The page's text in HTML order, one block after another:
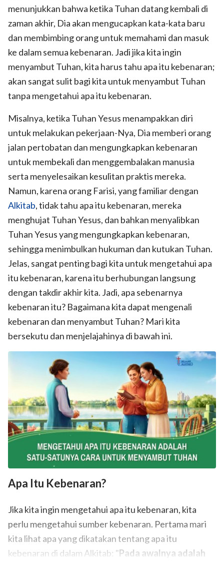
menunjukkan bahwa ketika Tuhan datang kembali di
zaman akhir, Dia akan mengucapkan kata-kata baru
dan membimbing orang untuk memahami dan masuk
ke dalam semua kebenaran. Jadi jika kita ingin
menyambut Tuhan, kita harus tahu apa itu kebenaran;
akan sangat sulit bagi kita untuk menyambut Tuhan
tanpa mengetahui apa itu kebenaran.
Misalnya, ketika Tuhan Yesus menampakkan diri
untuk melakukan pekerjaan-Nya, Dia memberi orang
jalan pertobatan dan mengungkapkan kebenaran
untuk membekali dan menggembalakan manusia
serta menyelesaikan kesulitan praktis mereka.
Namun, karena orang Farisi, yang familiar dengan
Alkitab, tidak tahu apa itu kebenaran, mereka
menghujat Tuhan Yesus, dan bahkan menyalibkan
Tuhan Yesus yang mengungkapkan kebenaran,
sehingga menimbulkan hukuman dan kutukan Tuhan.
Jelas, sangat penting bagi kita untuk mengetahui apa
itu kebenaran, karena itu berhubungan langsung
dengan takdir akhir kita. Jadi, apa sebenarnya
kebenaran itu? Bagaimana kita dapat mengenali
kebenaran dan menyambut Tuhan? Mari kita
bersekutu dan menjelajahinya di bawah ini.
Apa Itu Kebenaran?
Jika kita ingin mengetahui apa itu kebenaran, kita
perlu mengetahui sumber kebenaran. Pertama mari
kita lihat apa yang dikatakan tentang apa itu
kebenaran di dalam Alkitab: "Pada awalnya adalah